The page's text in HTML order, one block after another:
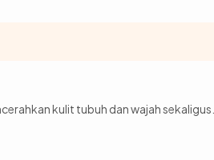
kulit tubuh dan wajah sekaligus.